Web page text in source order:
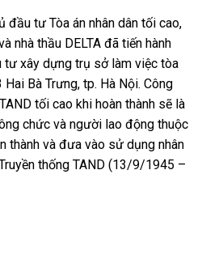
tư Tòa án nhân dân tối cao,
nhà thầu DELTA đã tiến hành
tư xây dựng trụ sở làm việc tòa
Bà Trưng, tp. Hà Nội. Công
tối cao khi hoàn thành sẽ là
chức và người lao động thuộc
thành và đưa vào sử dụng nhân
thống TAND (13/9/1945 –